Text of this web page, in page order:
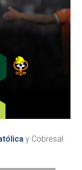
y Cobresal.